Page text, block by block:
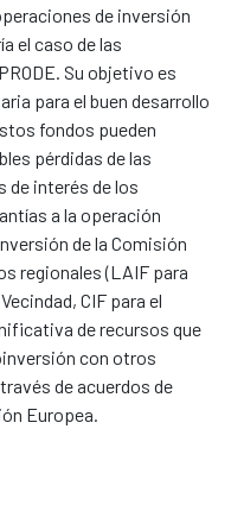
de inversión
el caso de las
Su objetivo es
para el buen desarrollo
fondos pueden
pérdidas de las
de interés de los
a la operación
de la Comisión
regionales (LAIF para
CIF para el
de recursos que
con otros
de acuerdos de
Europea.